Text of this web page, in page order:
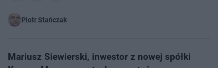
Piotr Stańczak
Mariusz Siewierski, inwestor z nowej spółki